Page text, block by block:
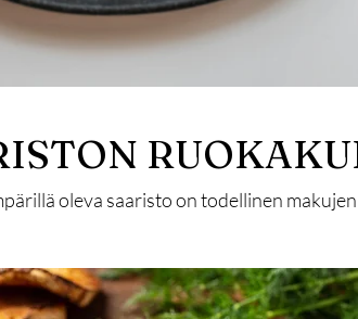
oleva saaristo on todellinen